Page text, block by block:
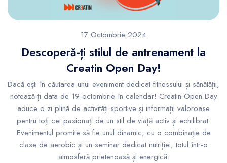
17 Octombrie 2024
Descoperă-ți stilul de antrenament la
Creatin Open Day!
Dacă ești în căutarea unui eveniment dedicat fitnessului și sănătății,
notează-ți data de 19 octombrie în calendar! Creatin Open Day
aduce o zi plină de activități sportive și informații valoroase
pentru toți cei pasionați de un stil de viață activ și echilibrat.
Evenimentul promite să fie unul dinamic, cu o combinație de
clase de aerobic și un seminar dedicat nutriției, totul într-o
atmosferă prietenoasă și energică.